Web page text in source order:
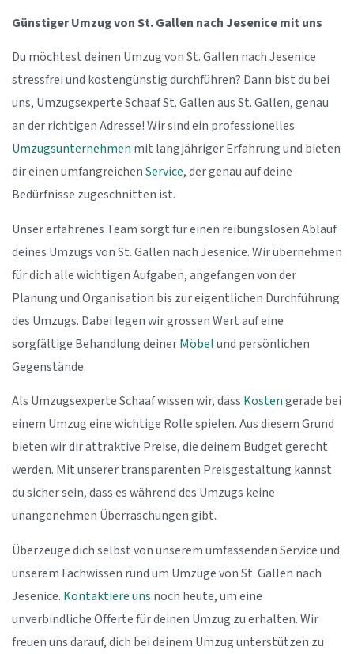
Günstiger Umzug von St. Gallen nach Jesenice mit uns
Du möchtest deinen Umzug von St. Gallen nach Jesenice
stressfrei und kostengünstig durchführen? Dann bist du bei
uns, Umzugsexperte Schaaf St. Gallen aus St. Gallen, genau
an der richtigen Adresse! Wir sind ein professionelles
Umzugsunternehmen mit langjähriger Erfahrung und bieten
dir einen umfangreichenService, der genau auf deine
Bedürfnisse zugeschnitten ist.
Unser erfahrenes Team sorgt für einen reibungslosen Ablauf
deines Umzugs von St. Gallen nach Jesenice. Wir übernehmen
für dich alle wichtigen Aufgaben, angefangen von der
Planung und Organisation bis zur eigentlichen Durchführung
des Umzugs. Dabei legen wir grossen Wert auf eine
sorgfältige Behandlung deinerMöbelund persönlichen
Gegenstände.
Als Umzugsexperte Schaaf wissen wir, dass Kostengerade bei
einem Umzug eine wichtige Rolle spielen. Aus diesem Grund
bieten wir dir attraktive Preise, die deinem Budget gerecht
werden. Mit unserer transparenten Preisgestaltung kannst
du sicher sein, dass es während des Umzugs keine
unangenehmen Überraschungen gibt.
Überzeuge dich selbst von unserem umfassenden Service und
unserem Fachwissen rund um Umzüge von St. Gallen nach
Jesenice. Kontaktiere uns noch heute, um eine
unverbindliche Offerte für deinen Umzug zu erhalten. Wir
freuen uns darauf, dich bei deinem Umzug unterstützen zu